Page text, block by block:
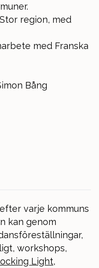
region, med
med Franska
Bång
varje kommuns
kan genom
workshops,
Light,